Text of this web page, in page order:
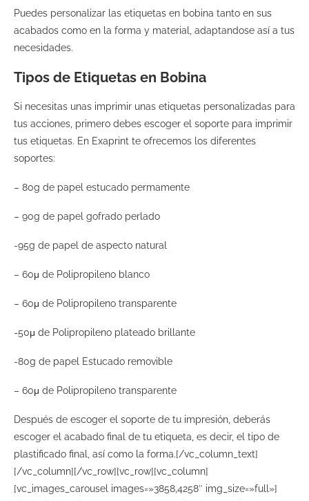
Puedes personalizar las etiquetas en bobina tanto en sus
acabados como en la forma y material, adaptandose así a tus
necesidades.
Tipos de Etiquetas en Bobina
Si necesitas unas imprimir unas etiquetas personalizadas para
tus acciones, primero debes escoger el soporte para imprimir
tus etiquetas. En Exaprint te ofrecemos los diferentes
soportes:
– 80g de papel estucado permamente
– 90g de papel gofrado perlado
-95g de papel de aspecto natural
– 60μ de Polipropileno blanco
– 60μ de Polipropileno transparente
-50μ de Polipropileno plateado brillante
-80g de papel Estucado removible
– 60μ de Polipropileno transparente
Después de escoger el soporte de tu impresión, deberás
escoger el acabado final de tu etiqueta, es decir, el tipo de
plastificado final, así como la forma.[/vc_column_text]
[/vc_column][/vc_row][vc_row][vc_column]
[vc_images_carousel images=»3858,4258″ img_size=»full»]